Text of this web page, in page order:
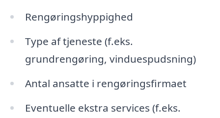
Rengøringshyppighed
Type af tjeneste (f.eks.
grundrengøring, vinduespudsning)
Antal ansatte i rengøringsfirmaet
Eventuelle ekstra services (f.eks.